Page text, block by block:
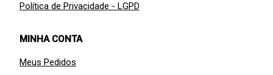
Política de Privacidade - LGPD
MINHA CONTA
Meus Pedidos